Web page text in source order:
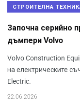
СТРОИТЕЛНА
Започна серийно
дъмпери Volvo
Volvo Construction
на електрическите
Electric.
22.06.2026